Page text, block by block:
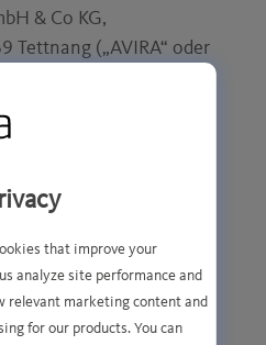
& Co KG,
Tettnang („AVIRA“ oder
unter der
den AGB haben diese
des Vertrags,
that improve your
analyze site performance and
relevant marketing content and
for our products. You can